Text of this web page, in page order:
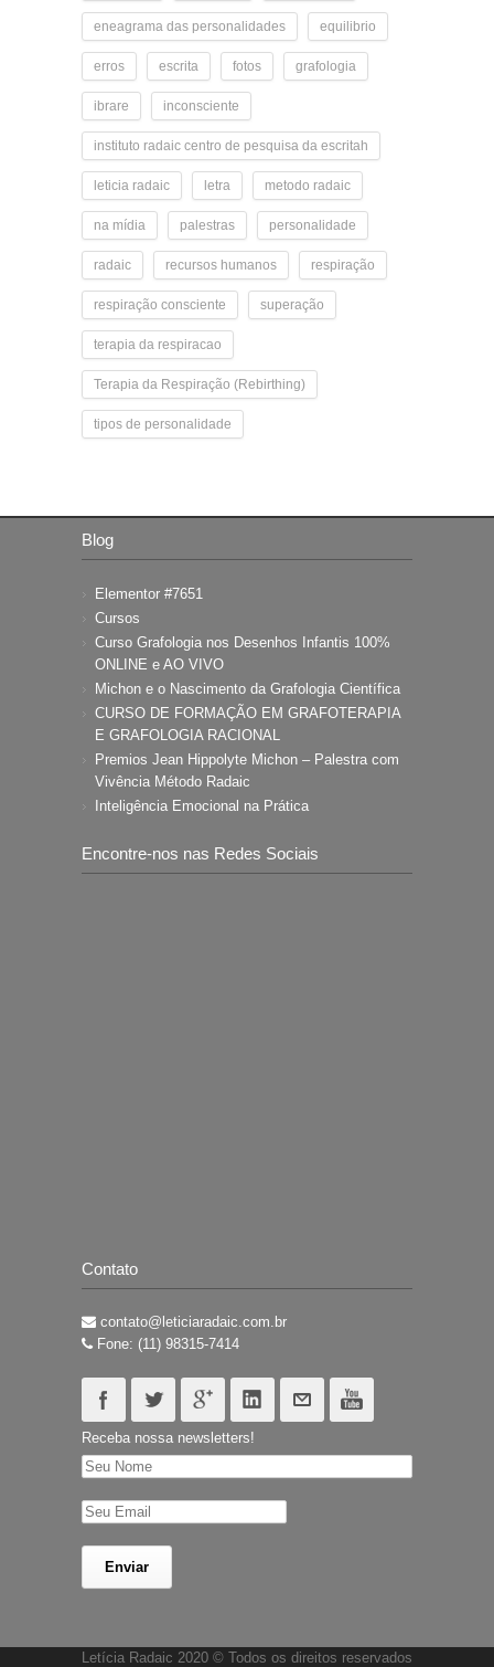
eneagrama das personalidades equilibrio
erros escrita fotos grafologia
ibrare inconsciente
instituto radaic centro de pesquisa da escritah
leticia radaic letra metodo radaic
na mídia palestras personalidade
radaic recursos humanos respiração
respiração consciente superação
terapia da respiracao
Terapia da Respiração (Rebirthing)
tipos de personalidade
Blog
Elementor #7651
Cursos
Curso Grafologia nos Desenhos Infantis 100%
ONLINE e AO VIVO
Michon e o Nascimento da Grafologia Científica
CURSO DE FORMAÇÃO EM GRAFOTERAPIA
E GRAFOLOGIA RACIONAL
Premios Jean Hippolyte Michon – Palestra com
Vivência Método Radaic
Inteligência Emocional na Prática
Encontre-nos nas Redes Sociais
Contato
contato@leticiaradaic.com.br
Fone: (11) 98315-7414
Receba nossa newsletters!
Letícia Radaic 2020 © Todos os direitos reservados